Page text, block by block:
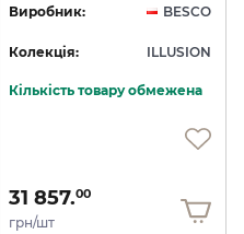
Виробник: BESCO
Колекція: ILLUSION
Кількість товару обмежена
31 857.00
грн/шт